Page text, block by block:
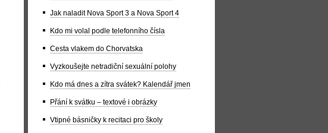
Jak naladit Nova Sport 3 a Nova Sport 4
Kdo mi volal podle telefonního čísla
Cesta vlakem do Chorvatska
Vyzkoušejte netradiční sexuální polohy
Kdo má dnes a zítra svátek? Kalendář jmen
Přání k svátku – textové i obrázky
Vtipné básničky k recitaci pro školy